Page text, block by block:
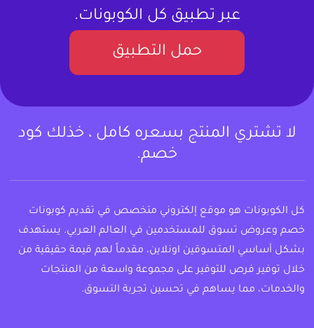
عبر تطبيق كل الكوبونات.
حمل التطبيق
لا تشتري المنتج بسعره كامل ، خذلك كود
خصم.
كل الكوبونات هو موقع إلكتروني متخصص في تقديم كوبونات
خصم وعروض تسوق للمستخدمين في العالم العربي. يستهدف
بشكل أساسي المتسوقين اونلاين، مقدماً لهم قيمة حقيقية من
خلال توفير فرص للتوفير على مجموعة واسعة من المنتجات
والخدمات، مما يساهم في تحسين تجربة التسوق.